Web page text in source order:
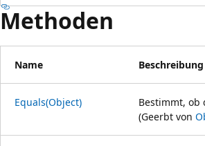
Methoden
Name Beschreibung
Equals(Object)
Bestimmt, ob
(Geerbt von